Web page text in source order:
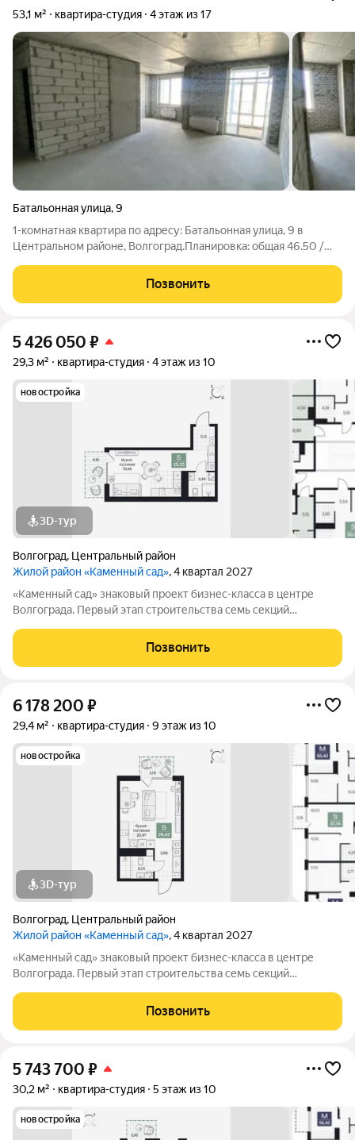
53,1 м² квартира-студия 4 этаж из 17
Батальонная улица,9
1-комнатная квартира по адресу: Батальонная улица, 9 в
Центральном районе, Волгоград.Планировка: общая 46.50 /
застекленная пластиком лоджия.Квартира не угловая, окна
выходят на стадион
Позвонить
5 426 050 ₽
29,3 м² квартира-студия 4 этаж из 10
новостройка
3D-тур
Волгоград, Центральный район
Жилой район «Каменный сад», 4 квартал 2027
«Каменный сад» знаковый проект бизнес-класса в центре
Волгограда. Первый этап строительства семь секций
внутренний приватный двор, свободный от машин. С верхних
этажей открываются панорамные
Позвонить
6 178 200 ₽
29,4 м² квартира-студия 9 этаж из 10
новостройка
3D-тур
Волгоград, Центральный район
Жилой район «Каменный сад», 4 квартал 2027
«Каменный сад» знаковый проект бизнес-класса в центре
Волгограда. Первый этап строительства семь секций
внутренний приватный двор, свободный от машин. С верхних
этажей открываются панорамные
Позвонить
5 743 700 ₽
30,2 м² квартира-студия 5 этаж из 10
новостройка